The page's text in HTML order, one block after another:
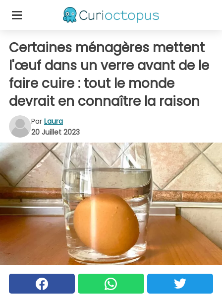
Certaines ménagères mettent
l'œuf dans un verre avant de le
faire cuire : tout le monde
devrait en connaître la raison
Par Laura
20 Juillet 2023